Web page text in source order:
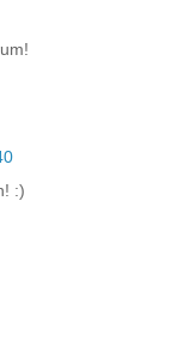
:)